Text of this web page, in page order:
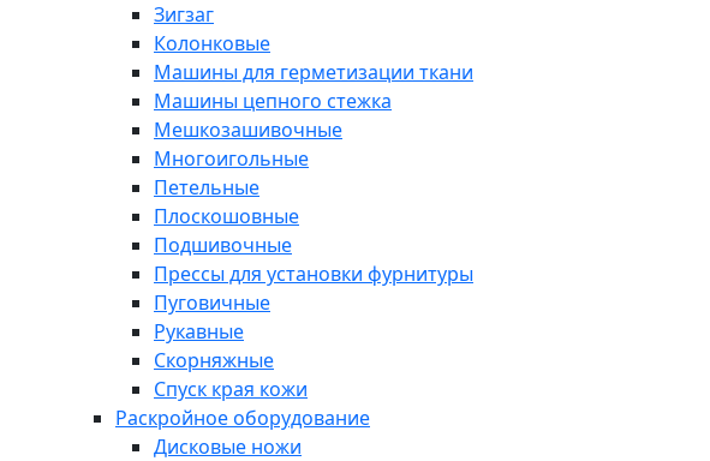
Зигзаг
Колонковые
Машины для герметизации ткани
Машины цепного стежка
Мешкозашивочные
Многоигольные
Петельные
Плоскошовные
Подшивочные
Прессы для установки фурнитуры
Пуговичные
Рукавные
Скорняжные
Спуск края кожи
Раскройное оборудование
Дисковые ножи